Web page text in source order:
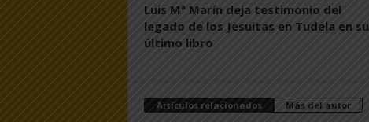
Luis Mª Marín deja testimonio del
legado de los Jesuitas en Tudela en su
último libro
Artículos relacionados Más del autor